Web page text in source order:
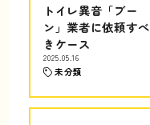
トイレ異音「ブー
ン」業者に依頼すべ
きケース
2025.05.16
未分類